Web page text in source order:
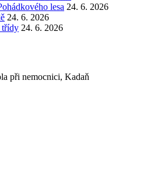
lesa 24. 6. 2026
24. 6. 2026
třídy 24. 6. 2026
při nemocnici, Kadaň